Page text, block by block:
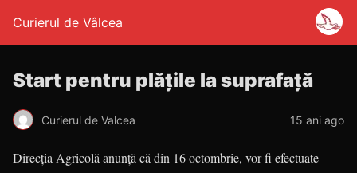
Curierul de Vâlcea
Start pentru plăţile la suprafaţă
Curierul de Valcea 15 ani ago
Direcţia Agricolă anunţă că din 16 octombrie, vor fi efectuate